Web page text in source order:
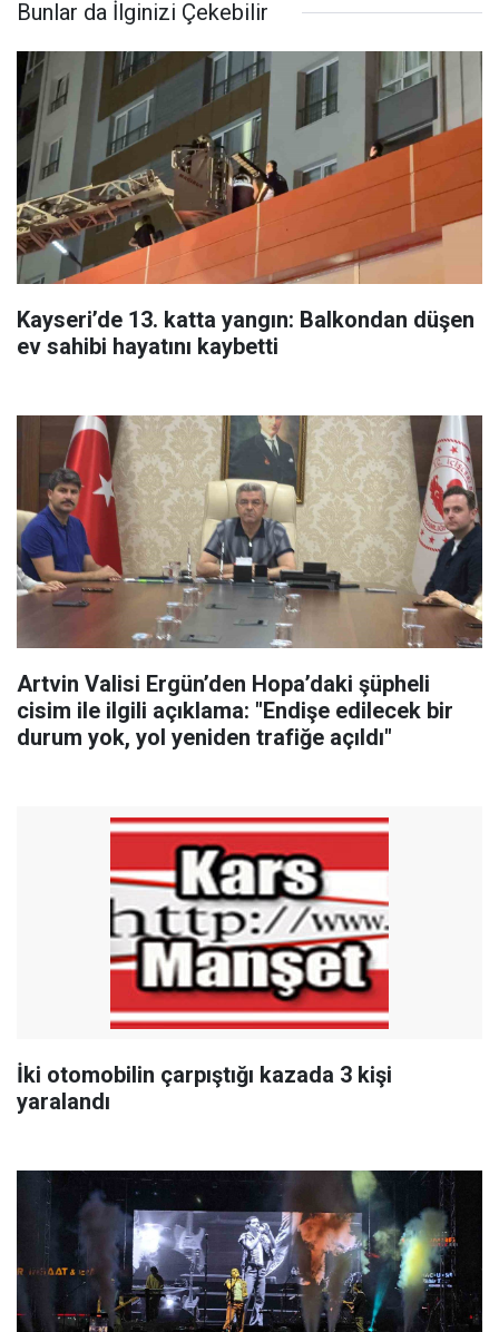
Bunlar da İlginizi Çekebilir
Kayseri’de 13. katta yangın: Balkondan düşen
ev sahibi hayatını kaybetti
Artvin Valisi Ergün’den Hopa’daki şüpheli
cisim ile ilgili açıklama: "Endişe edilecek bir
durum yok, yol yeniden trafiğe açıldı"
İki otomobilin çarpıştığı kazada 3 kişi
yaralandı